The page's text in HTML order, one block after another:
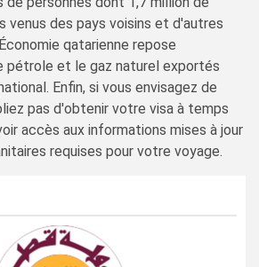
venus des pays voisins et d'autres
qatarienne repose
pétrole et le gaz naturel exportés
Enfin, si vous envisagez de
pas d'obtenir votre visa à temps
accès aux informations mises à jour
requises pour votre voyage.